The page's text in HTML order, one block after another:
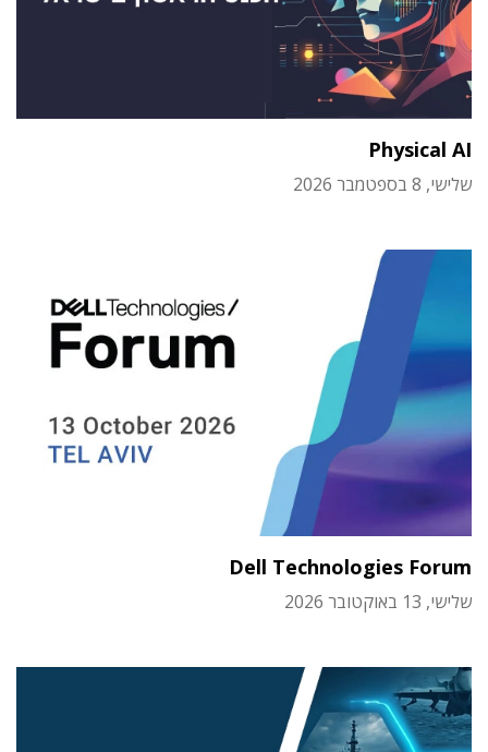
Physical AI
שלישי, 8 בספטמבר 2026
Dell Technologies Forum
שלישי, 13 באוקטובר 2026